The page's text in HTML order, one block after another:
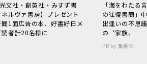
光文社・創英社・みすず書
ネルヴァ書房】プレゼント
1面広告の本、好書好日メ
読者計20名様に
「海をわた
の往復書簡」
出逢いの不思
の〝家族〟
PR by 集英社